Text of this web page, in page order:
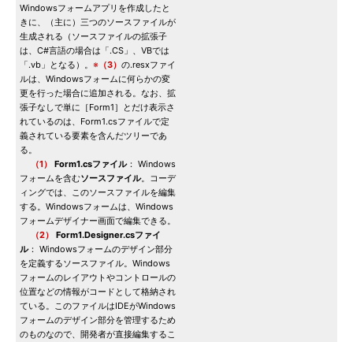
Windowsフォームアプリを作成したと
きに、（主に）三つのソースファイルが
生成される（ソースファイルの拡張子
は、C#言語の場合は「.CS」、VBでは
「.vb」となる）。 ※ （3） の.resxファイ
ルは、Windowsフォームに何らかの変
更を行った場合に追加される。なお、拡
張子なしで単に［Form1］とだけ表示さ
れているのは、Form1.csファイルで定
義されている要素を含んだツリーであ
る。
（1）
Form1.csファイル： Windows
フォームを含むソースファイル。コーデ
ィングでは、このソースファイルを編集
する。Windowsフォームは、Windows
フォームデザイナー画面で編集できる。
（2）
Form1.Designer.csファイ
ル： Windowsフォームのデザイン部分
を定義するソースファイル。Windows
フォームのレイアウトやコントロールの
位置などの情報がコードとして格納され
ている。このファイルはIDEがWindows
フォームのデザイン部分を管理するため
のものなので、開発者が直接編集するこ